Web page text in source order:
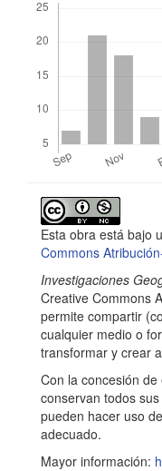
Detalles
del
artículo
Esta obra está bajo
Commons
Investigaciones
Creative Commons
permite compartir
cualquier medio o
transformar y crear
Con la concesión
conservan todos
pueden hacer uso
adecuado.
Mayor información: